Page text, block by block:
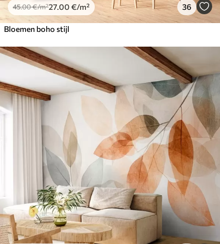
45.00€/m²27 .00 €/m² 36
Bloemen boho stijl